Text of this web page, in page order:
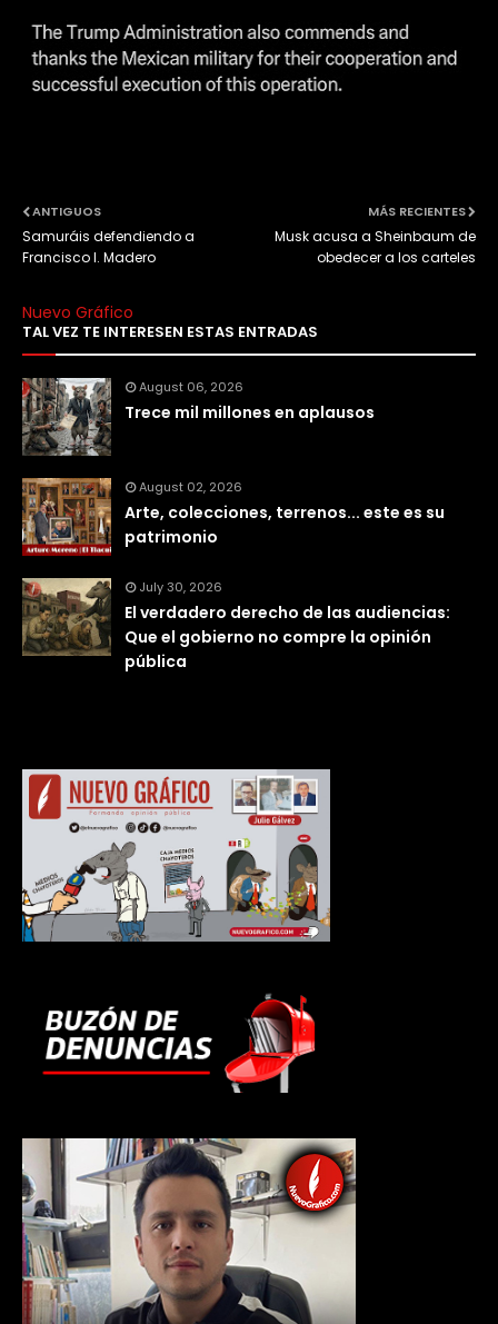
MÁS RECIENTES
Musk acusa a Sheinbaum de
obedecer a los carteles
ANTIGUOS
Samuráis defendiendo a
Francisco I. Madero
Nuevo Gráfico
TAL VEZ TE INTERESEN ESTAS ENTRADAS
August 06, 2026
Trece mil millones en aplausos
August 02, 2026
Arte, colecciones, terrenos... este es su
patrimonio
July 30, 2026
El verdadero derecho de las audiencias:
Que el gobierno no compre la opinión
pública